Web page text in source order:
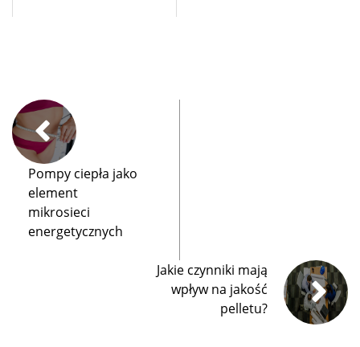
Pompy ciepła jako
element
mikrosieci
energetycznych
Jakie czynniki mają
wpływ na jakość
pelletu?